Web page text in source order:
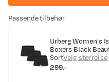
Passende tilbehør
Urberg Women's
Boxers Black
SortVelg størrelse
price
299,-